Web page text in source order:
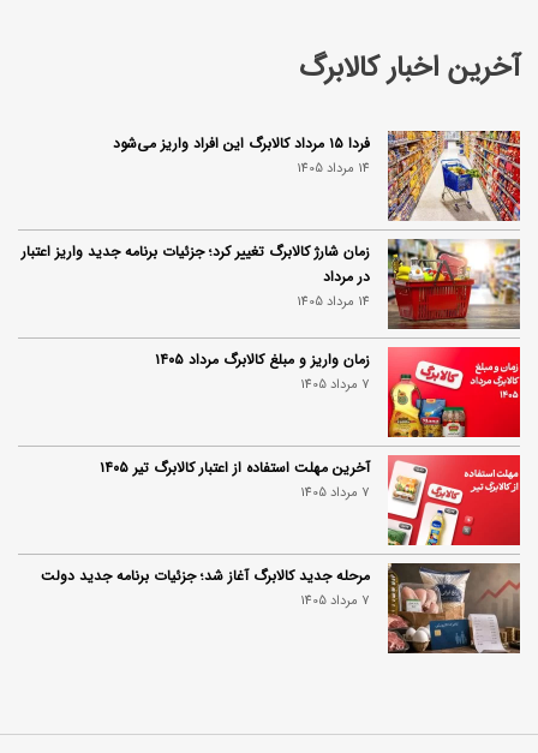
آخرین اخبار کالابرگ
فردا ۱۵ مرداد کالابرگ این افراد واریز می‌شود
14 مرداد 1405
زمان شارژ کالابرگ تغییر کرد؛ جزئیات برنامه جدید واریز اعتبار
در مرداد
14 مرداد 1405
زمان واریز و مبلغ کالابرگ مرداد ۱۴۰۵
7 مرداد 1405
آخرین مهلت استفاده از اعتبار کالابرگ تیر ۱۴۰۵
7 مرداد 1405
مرحله جدید کالابرگ آغاز شد؛ جزئیات برنامه جدید دولت
7 مرداد 1405